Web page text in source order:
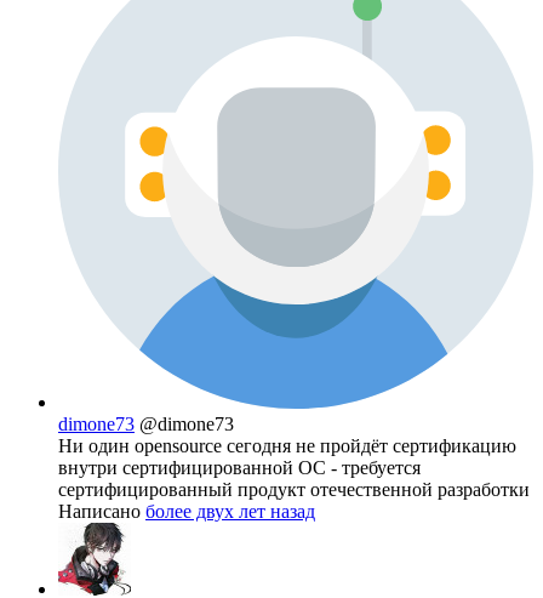
dimone73 @dimone73
Ни один opensource сегодня не пройдёт сертификацию
внутри сертифицированной ОС - требуется
сертифицированный продукт отечественной разработки
Написано более двух лет назад